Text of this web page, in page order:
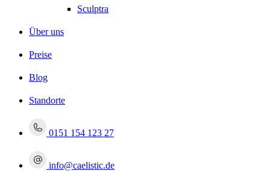
Sculptra
Über uns
Preise
Blog
Standorte
0151 154 123 27
info@caelistic.de